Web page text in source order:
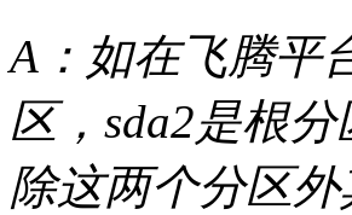
A：如在飞腾平
区，sda2是根
除这两个分区